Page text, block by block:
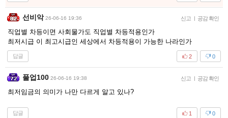
선비악 26-06-16 19:36 신고 | 공감 확인
직업별 차등이면 사회물가도 직업별 차등적용인가
최저시급 이 최고시급인 세상에서 차등적용이 가능한 나라인가
답글 0
2
풀업100 26-06-16 19:38 신고 | 공감 확인
최저임금의 의미가 나만 다르게 알고 있나?
답글 0
1